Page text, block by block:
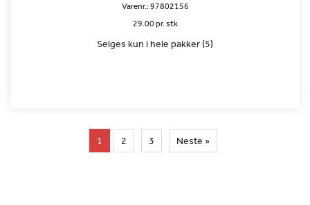
Varenr.:97802156
29.00 pr. stk
Selges kun i hele pakker (5)
1 2 3 Neste »